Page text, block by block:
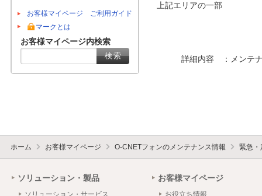
上記エリアの一部
詳細内容　：メンテナ
お客様マイページ ご利用ガイド
マークとは
お客様マイページ内検索
ホーム お客様マイページ O-CNETフォンのメンテナンス情報 緊急・
ソリューション・製品
ソリューション・サービス
お客様マイページ
お役立ち情報